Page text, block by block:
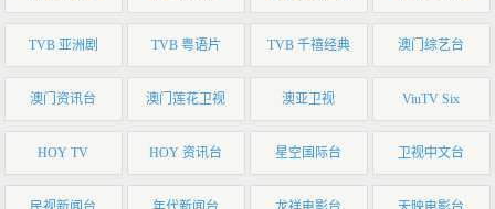
TVB 亚洲剧 TVB 粤语片 TVB 千禧经典 澳门综艺台
澳门资讯台 澳门莲花卫视 澳亚卫视 ViuTV Six
HOY TV HOY 资讯台 星空国际台 卫视中文台